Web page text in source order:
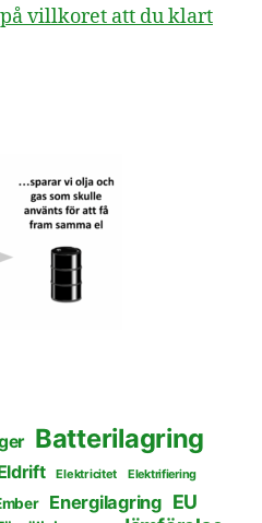
villkoret att du klart
Batterilagring
Elektricitet Elektrifiering
Energilagring EU